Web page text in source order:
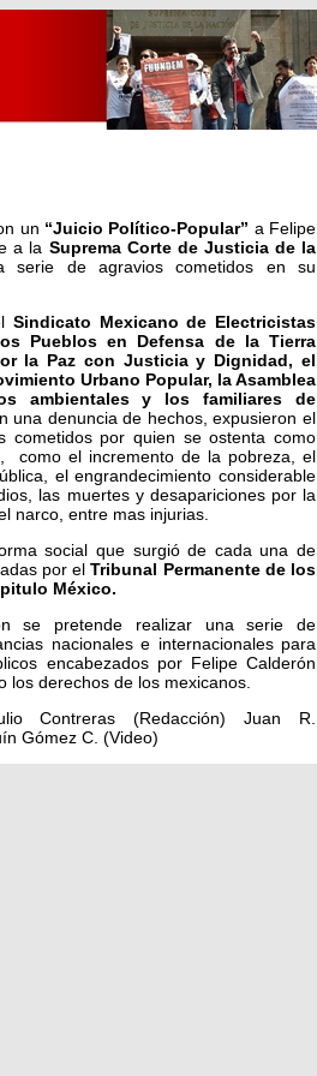
un “Juicio Político-Popular” a Felipe
a la Suprema Corte de Justicia de la
serie de agravios cometidos en su
Sindicato Mexicano de Electricistas
Pueblos en Defensa de la Tierra
la Paz con Justicia y Dignidad, el
Urbano Popular, la Asamblea
ambientales y los familiares de
una denuncia de hechos, expusieron el
cometidos por quien se ostenta como
como el incremento de la pobreza, el
el engrandecimiento considerable
las muertes y desapariciones por la
narco, entre mas injurias.
social que surgió de cada una de
por elTribunal Permanente de los
México.
se pretende realizar una serie de
nacionales e internacionales para
encabezados por Felipe Calderón
los derechos de los mexicanos.
Contreras (Redacción) Juan R.
Gómez C. (Video)